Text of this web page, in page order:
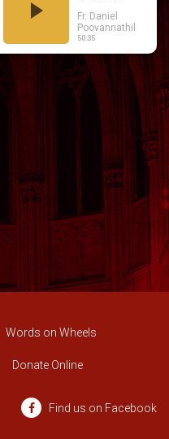
1
രാജാക്കന്മാർ
Fr. Daniel
Poovannathil
50:35
Words on Wheels
Donate Online
Find us on Facebook